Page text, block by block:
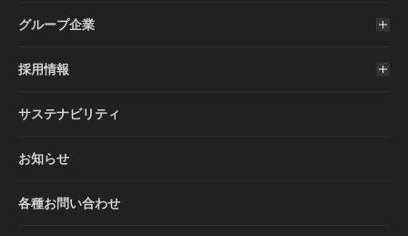
グループ企業
採用情報
サステナビリティ
お知らせ
各種お問い合わせ